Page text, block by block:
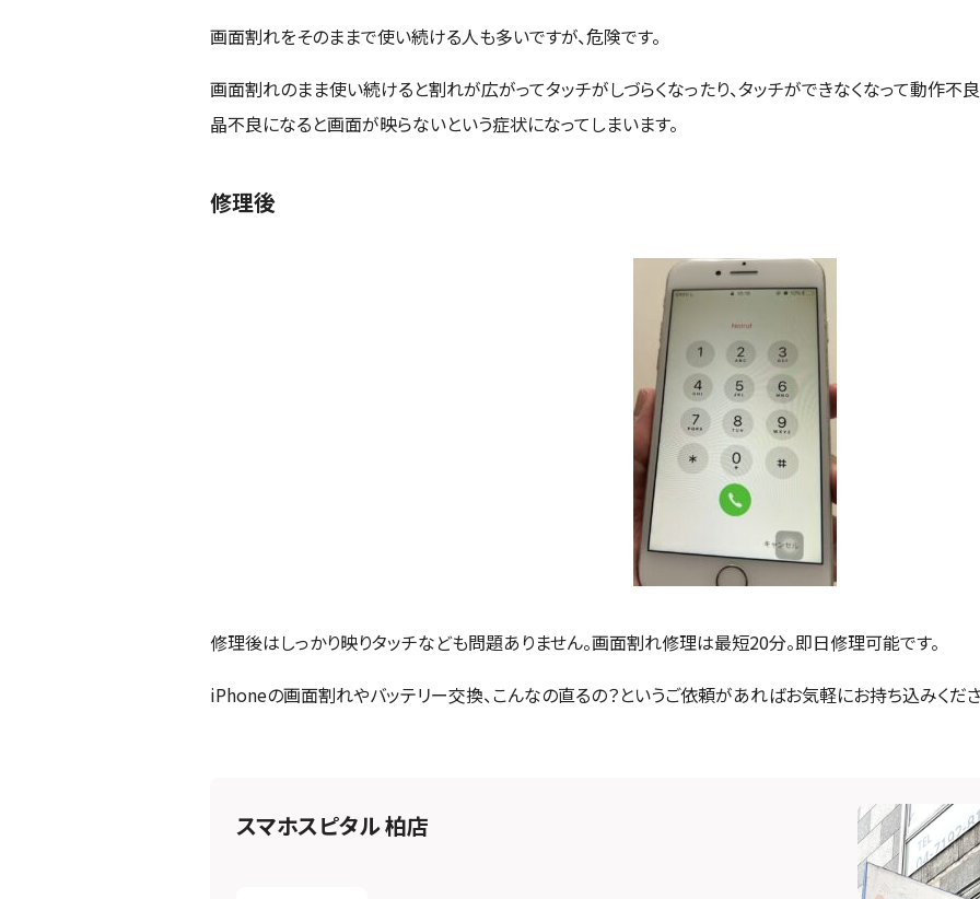
画面割れをそのままで使い続ける人も多いですが、危険です。
画面割れのまま使い続けると割れが広がってタッチがしづらくなったり、タッチができなくなって動作不
晶不良になると画面が映らないという症状になってしまいます。
修理後
修理後はしっかり映りタッチなども問題ありません。画面割れ修理は最短20分。即日修理可能です。
iPhoneの画面割れやバッテリー交換、こんなの直るの？というご依頼があればお気軽にお持ち込みくださ
スマホスピタル 柏店